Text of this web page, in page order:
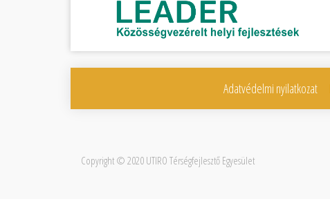
Adatvédelmi nyilatkozat
Copyright © 2020 UTIRO Térségfejlesztő Egyesület